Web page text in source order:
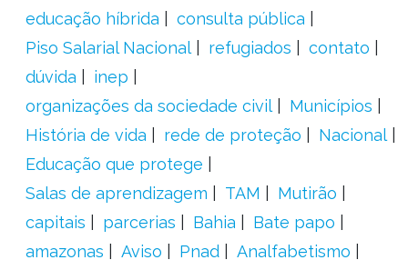
educação híbrida
consulta pública
Piso Salarial Nacional
refugiados
contato
dúvida
inep
organizações da sociedade civil
Municípios
História de vida
rede de proteção
Nacional
Educação que protege
Salas de aprendizagem
TAM
Mutirão
capitais
parcerias Bahia
Bate papo
amazonas
Aviso Pnad
Analfabetismo